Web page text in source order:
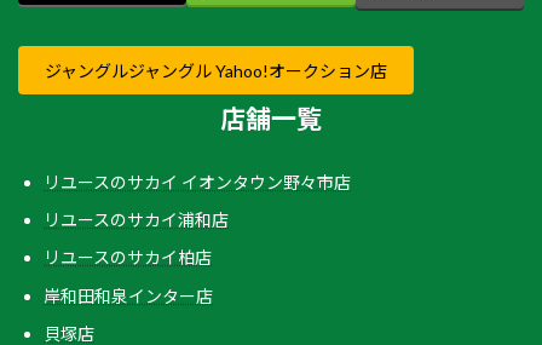
ジャングルジャングル Yahoo!オークション店
店舗一覧
リユースのサカイ イオンタウン野々市店
リユースのサカイ浦和店
リユースのサカイ柏店
岸和田和泉インター店
貝塚店